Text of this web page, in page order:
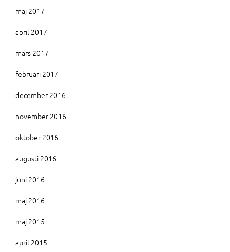
maj 2017
april 2017
mars 2017
februari 2017
december 2016
november 2016
oktober 2016
augusti 2016
juni 2016
maj 2016
maj 2015
april 2015